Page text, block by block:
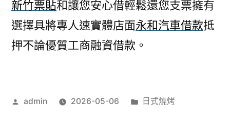
新竹票貼和讓您安心借輕鬆還您支票擁有
選擇具將專人速實體店面永和汽車借款抵
押不論優質工商融資借款。
作
admin 2026-05-06
分
日式燒烤